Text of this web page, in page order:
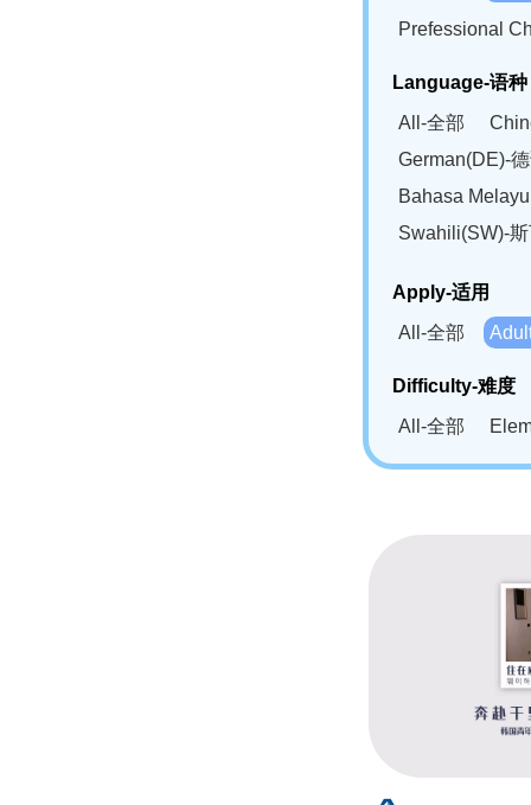
Prefessional
Language-语种
All-全部
German(DE)-
Bahasa
Swahili(SW)-
Apply-适用
All-全部
Difficulty-难度
All-全部